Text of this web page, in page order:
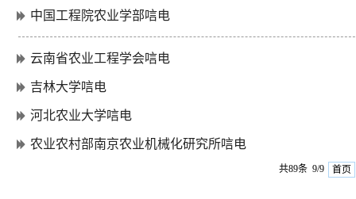
中国工程院农业学部唁电
云南省农业工程学会唁电
吉林大学唁电
河北农业大学唁电
农业农村部南京农业机械化研究所唁电
共89条 9/9 首页